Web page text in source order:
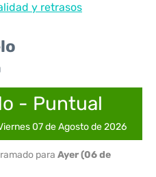
y retrasos
- Puntual
07 de Agosto de 2026
para Ayer (06 de